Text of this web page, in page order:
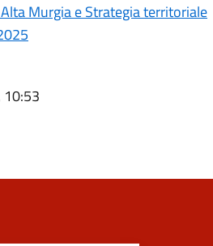
Murgia e Strategia territoriale